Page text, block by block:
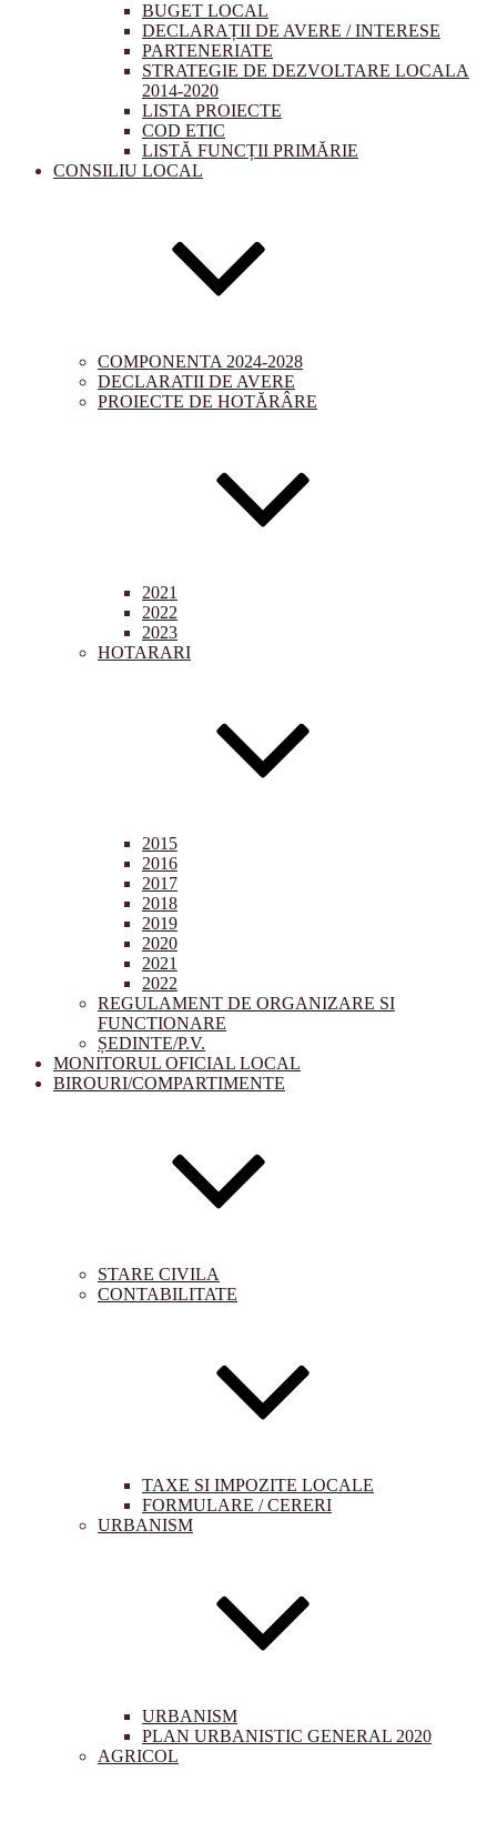
BUGET LOCAL
DECLARAȚII DE AVERE / INTERESE
PARTENERIATE
STRATEGIE DE DEZVOLTARE LOCALA
2014-2020
LISTA PROIECTE
COD ETIC
LISTĂ FUNCȚII PRIMĂRIE
CONSILIU LOCAL
COMPONENTA 2024-2028
DECLARATII DE AVERE
PROIECTE DE HOTĂRÂRE
2021
2022
2023
HOTARARI
2015
2016
2017
2018
2019
2020
2021
2022
REGULAMENT DE ORGANIZARE SI
FUNCTIONARE
ȘEDINTE/P.V.
MONITORUL OFICIAL LOCAL
BIROURI/COMPARTIMENTE
STARE CIVILA
CONTABILITATE
TAXE SI IMPOZITE LOCALE
FORMULARE / CERERI
URBANISM
URBANISM
PLAN URBANISTIC GENERAL 2020
AGRICOL